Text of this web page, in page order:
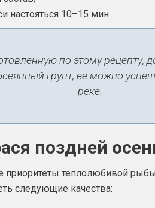
настояться 10–15 мин.
по этому рецепту,
грунт, её можно
реке.
поздней
приоритеты теплолюбивой
следующие качества: